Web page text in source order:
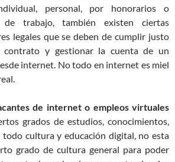
personal, por honorarios o
trabajo, también existen ciertas
legales que se deben de cumplir justo
y gestionar la cuenta de un
internet. No todo en internet es miel
de internet o empleos virtuales
grados de estudios, conocimientos,
todo cultura y educación digital, no esta
grado de cultura general para poder